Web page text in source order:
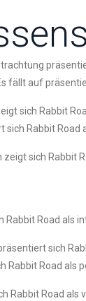
auf
sich Rabbit
Rabbit Road
sich Rabbit
Road als
sich
Road als
Rabbit Road